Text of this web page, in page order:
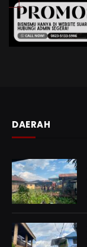
DAERAH